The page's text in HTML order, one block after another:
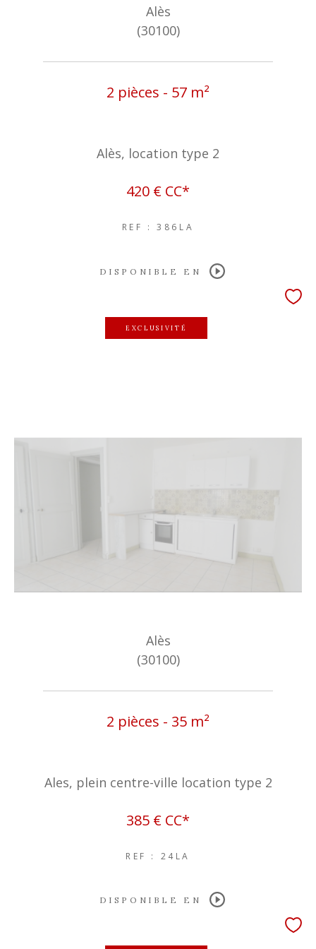
Alès
(30100)
2 pièces - 57 m²
Alès, location type 2
420 € CC*
REF : 386LA
DISPONIBLE EN
EXCLUSIVITÉ
Alès
(30100)
2 pièces - 35 m²
Ales, plein centre-ville location type 2
385 € CC*
REF : 24LA
DISPONIBLE EN